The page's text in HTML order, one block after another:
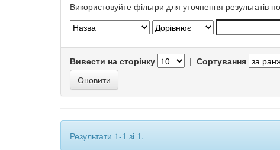
Використовуйте фільтри для уточнення результатів
Вивести на сторінку | Сортування
Результати 1-1 зі 1.